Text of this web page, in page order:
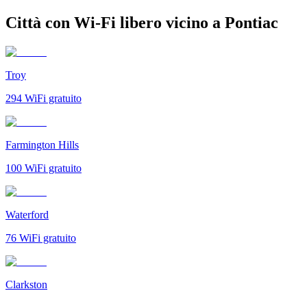
Città con Wi-Fi libero vicino a Pontiac
Troy
294 WiFi gratuito
Farmington Hills
100 WiFi gratuito
Waterford
76 WiFi gratuito
Clarkston